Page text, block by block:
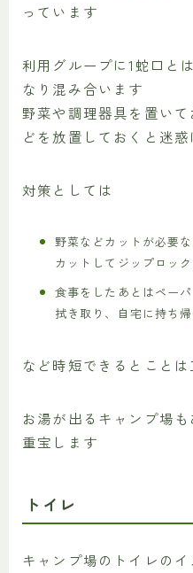
っています
利用グループに1蛇口と
なり混み合います
野菜や調理器具を置い
どを放置しておくと迷
対策としては
野菜などカットが必要
カットしてジップロッ
食事をしたあとはペー
拭き取り、自宅に持ち
など時短できるとこと
お湯が出るキャンプ場
重宝します
トイレ
キャンプ場のトイレのイ